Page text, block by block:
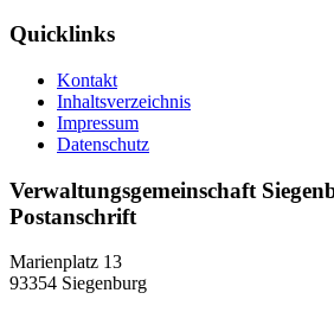
Quicklinks
Kontakt
Inhaltsverzeichnis
Impressum
Datenschutz
Verwaltungsgemeinschaft
Postanschrift
Marienplatz 13
93354 Siegenburg